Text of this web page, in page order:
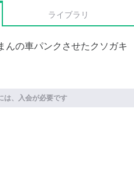
ライブラリ
んの車パンクさせたクソガキ
は、入会が必要です